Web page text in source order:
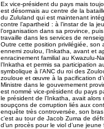
Ex vice-président du pays mais
est désormais au centre de la
du Zululand qui est maintenant
contre l’apartheid : à l’instar de la
l’organisation dans sa province,
travaille dans les services de
Outre cette position privilégiée, son
ennemi zoulou, l’Inkatha, avant et
enracinement familial au Kwazulu-
l’Inkatha et permis sa participation
symbolique à l’ANC du roi des
zouloue et œuvre à la pacification
Ministre dans le gouvernement
est nommé vice-président du pays
le président de l’Inkatha, avait
soupçons de corruption liés aux
enquête très controversée, son
c’est au tour de Jacob Zuma de
d’un procès pour le viol d’une